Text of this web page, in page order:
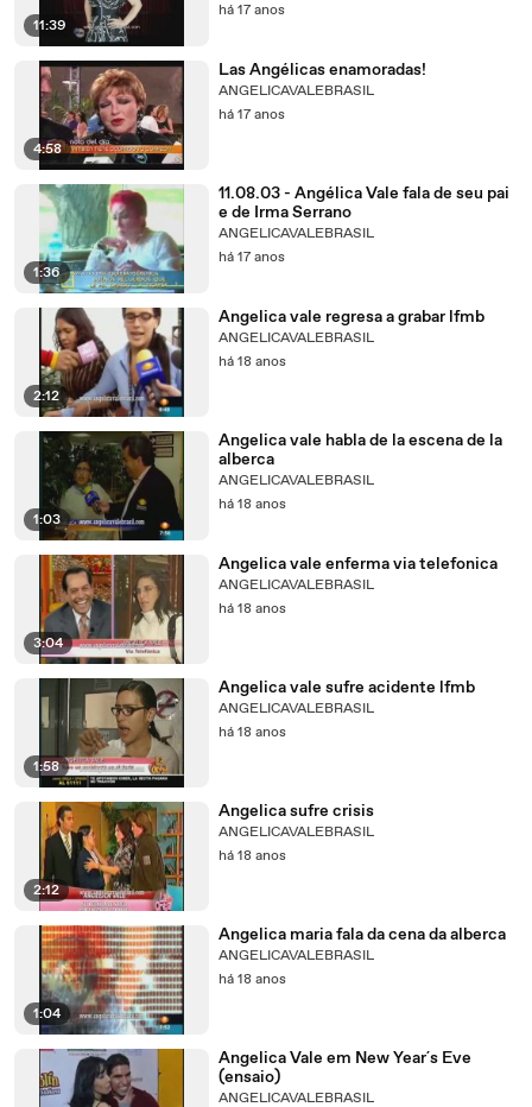
11:39
há 17 anos
4:58
Las Angélicas enamoradas!
ANGELICAVALEBRASIL
há 17 anos
1:36
11.08.03 - Angélica Vale fala de seu pai
e de Irma Serrano
ANGELICAVALEBRASIL
há 17 anos
2:12
Angelica vale regresa a grabar lfmb
ANGELICAVALEBRASIL
há 18 anos
1:03
Angelica vale habla de la escena de la
alberca
ANGELICAVALEBRASIL
há 18 anos
3:04
Angelica vale enferma via telefonica
ANGELICAVALEBRASIL
há 18 anos
1:58
Angelica vale sufre acidente lfmb
ANGELICAVALEBRASIL
há 18 anos
2:12
Angelica sufre crisis
ANGELICAVALEBRASIL
há 18 anos
1:04
Angelica maria fala da cena da alberca
ANGELICAVALEBRASIL
há 18 anos
Angelica Vale em New Year´s Eve
(ensaio)
ANGELICAVALEBRASIL